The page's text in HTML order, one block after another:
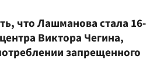
что Лашманова стала 16-
Виктора Чегина,
запрещенного